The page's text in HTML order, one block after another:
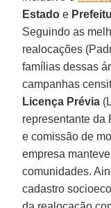
Estado e
Seguindo as
realocações
famílias dessas
campanhas
Licença Prévia
representante da
e comissão de
empresa
comunidades.
cadastro